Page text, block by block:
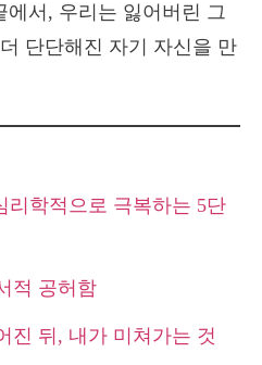
에서, 우리는 잃어버린 그
단단해진 자기 자신을 만
리학적으로 극복하는 5단
적 공허함
진 뒤, 내가 미쳐가는 것